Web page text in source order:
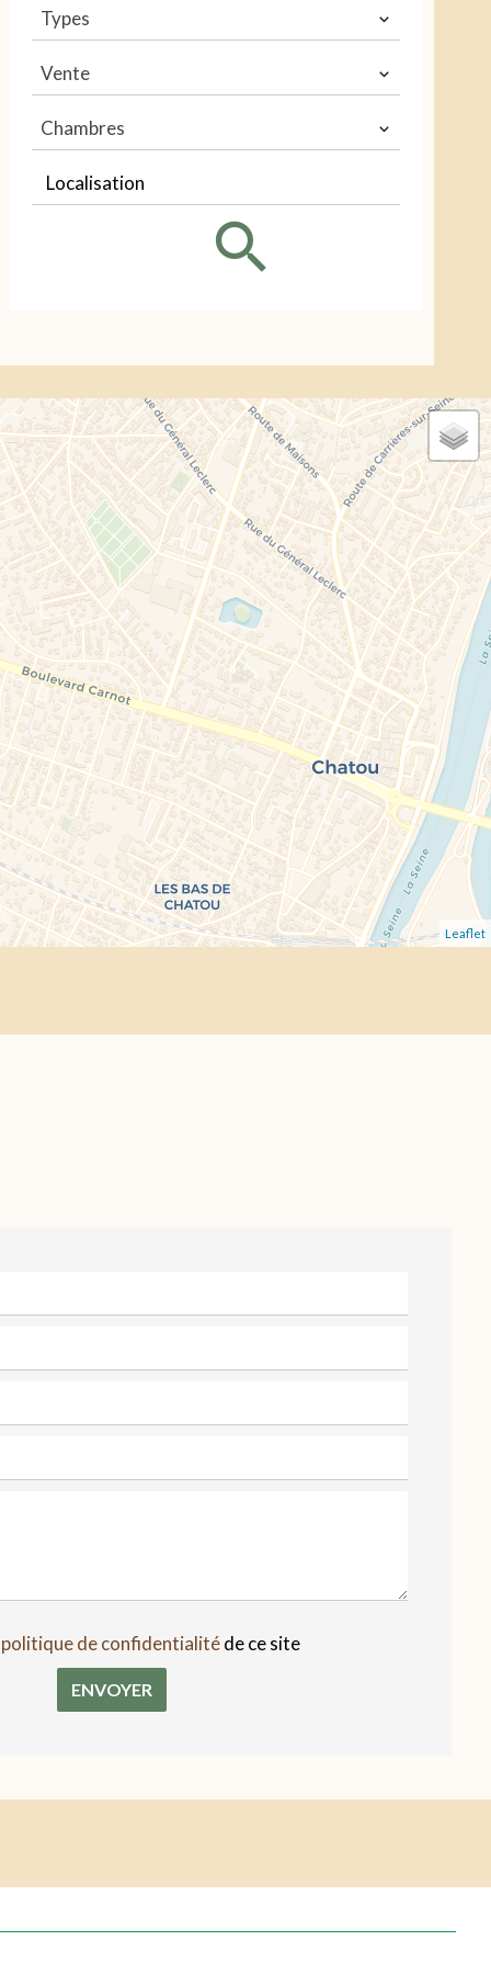
Types
Vente
Chambres
Localisation
Leaflet
politique de confidentialitéde ce site
ENVOYER